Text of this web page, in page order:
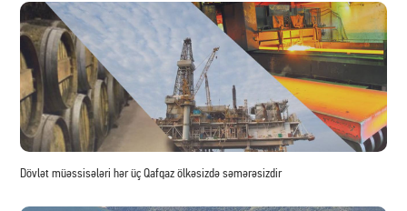
Dövlət müəssisələri hər üç Qafqaz ölkəsizdə səmərəsizdir